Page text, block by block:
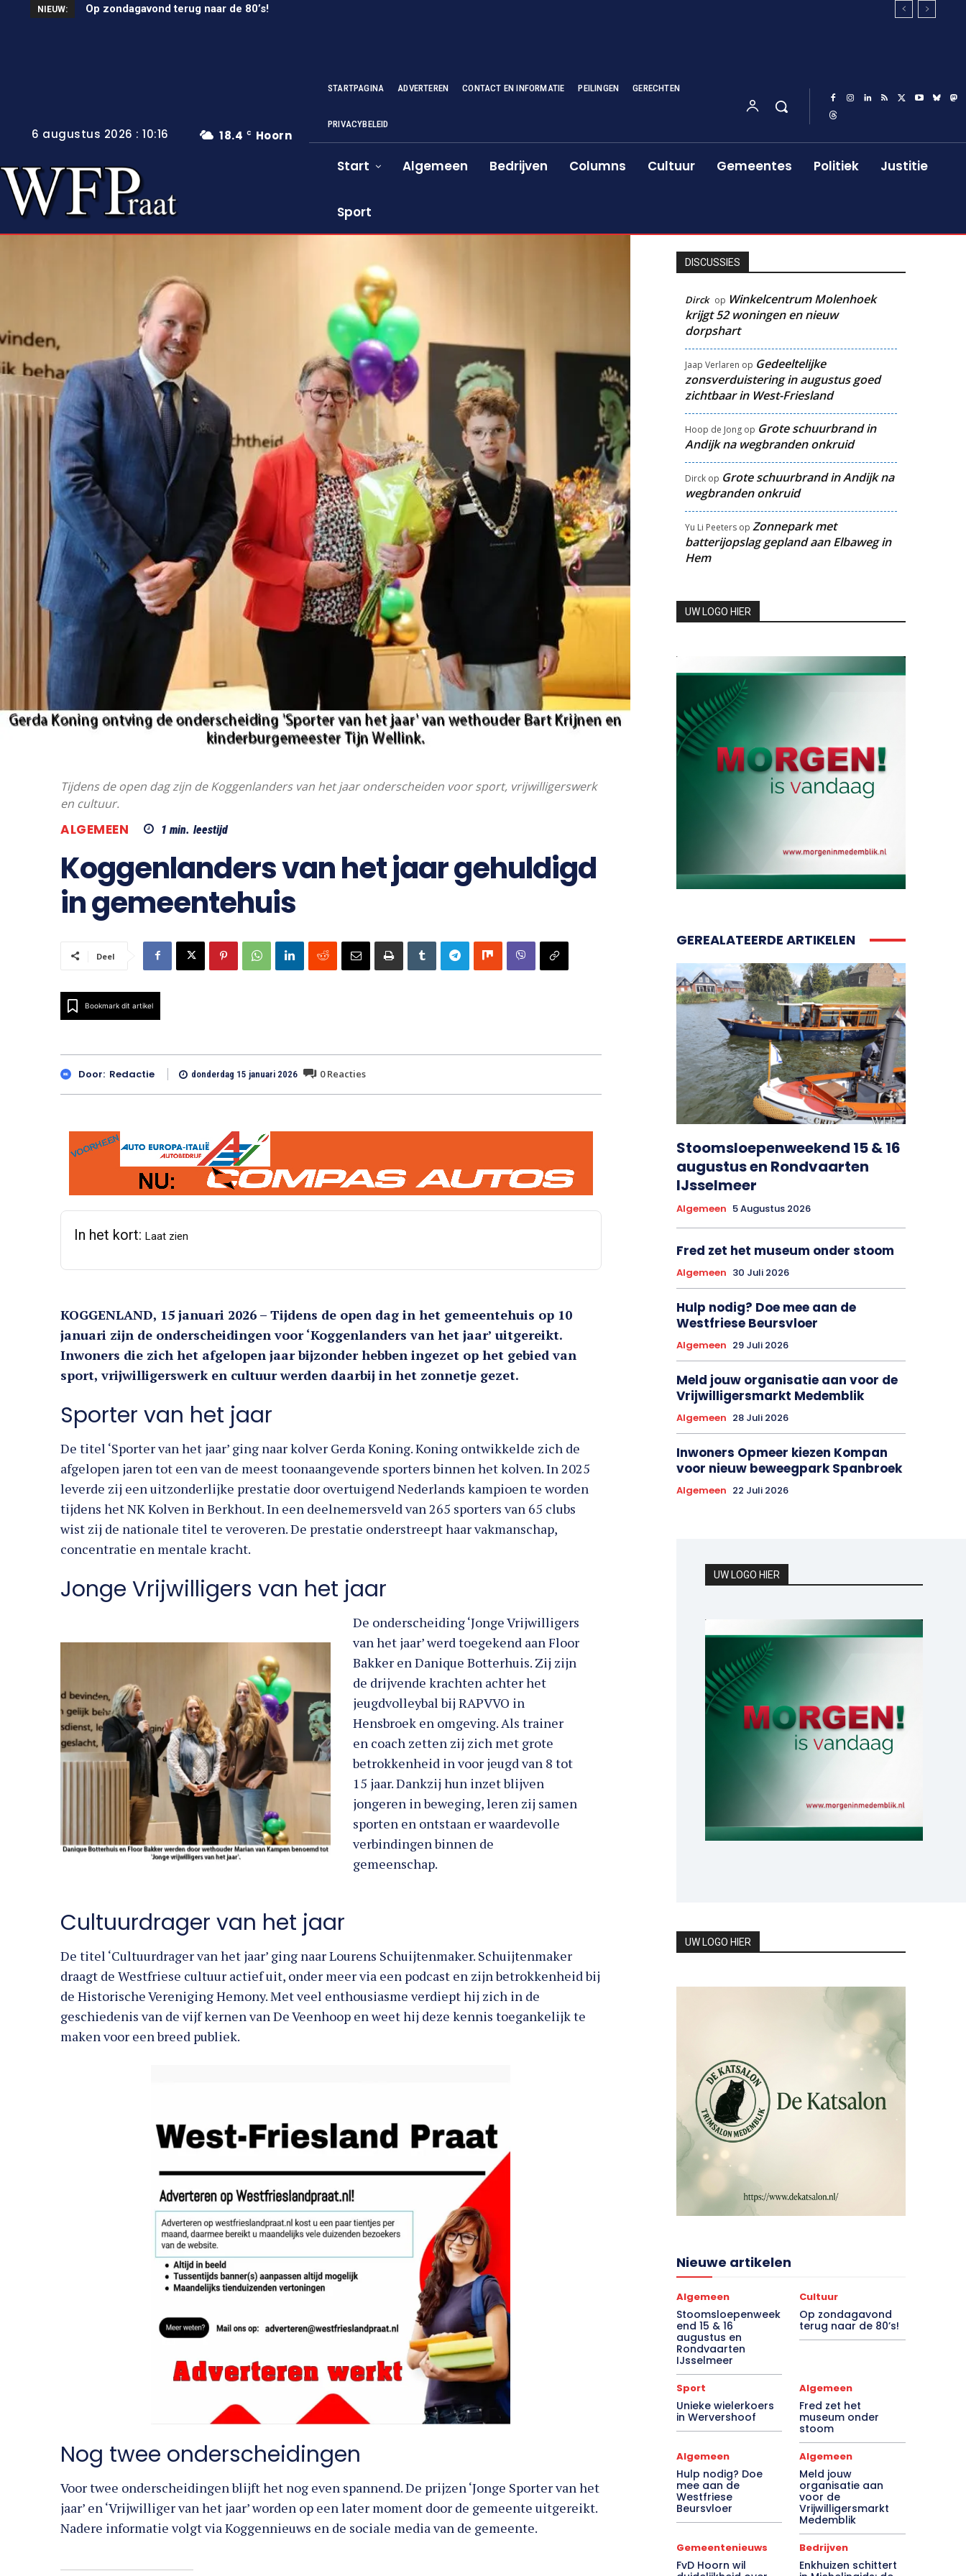
NIEUW: Op zondagavond terug naar de 80’s!
Unieke wielerkoers in Wervershoof
18.4 C Hoorn
6 augustus 2026 : 10:16
STARTPAGINA ADVERTEREN CONTACT EN INFORMATIE PEILINGEN GERECHTEN
PRIVACYBELEID
Start Algemeen Bedrijven Columns Cultuur Gemeentes Politiek Justitie
Sport
Tijdens de open dag zijn de Koggenlanders van het jaar onderscheiden voor sport, vrijwilligerswerk
en cultuur.
ALGEMEEN 1 min. leestijd
Koggenlanders van het jaar gehuldigd
in gemeentehuis
Deel
Bookmark dit artikel
Door: Redactie donderdag 15 januari 2026 0Reacties
In het kort: Laat zien
KOGGENLAND, 15 januari 2026 – Tijdens de open dag in het gemeentehuis op 10
januari zijn de onderscheidingen voor ‘Koggenlanders van het jaar’ uitgereikt.
Inwoners die zich het afgelopen jaar bijzonder hebben ingezet op het gebied van
sport, vrijwilligerswerk en cultuur werden daarbij in het zonnetje gezet.
Sporter van het jaar
De titel ‘Sporter van het jaar’ ging naar kolver Gerda Koning. Koning ontwikkelde zich de
afgelopen jaren tot een van de meest toonaangevende sporters binnen het kolven. In 2025
leverde zij een uitzonderlijke prestatie door overtuigend Nederlands kampioen te worden
tijdens het NK Kolven in Berkhout. In een deelnemersveld van 265 sporters van 65 clubs
wist zij de nationale titel te veroveren. De prestatie onderstreept haar vakmanschap,
concentratie en mentale kracht.
Jonge Vrijwilligers van het jaar
De onderscheiding ‘Jonge Vrijwilligers
van het jaar’ werd toegekend aan Floor
Bakker en Danique Botterhuis. Zij zijn
de drijvende krachten achter het
jeugdvolleybal bij RAPVVO in
Hensbroek en omgeving. Als trainer
en coach zetten zij zich met grote
betrokkenheid in voor jeugd van 8 tot
15 jaar. Dankzij hun inzet blijven
jongeren in beweging, leren zij samen
sporten en ontstaan er waardevolle
verbindingen binnen de
gemeenschap.
Cultuurdrager van het jaar
De titel ‘Cultuurdrager van het jaar’ ging naar Lourens Schuijtenmaker. Schuijtenmaker
draagt de Westfriese cultuur actief uit, onder meer via een podcast en zijn betrokkenheid bij
de Historische Vereniging Hemony. Met veel enthousiasme verdiept hij zich in de
geschiedenis van de vijf kernen van De Veenhoop en weet hij deze kennis toegankelijk te
maken voor een breed publiek.
Nog twee onderscheidingen
Voor twee onderscheidingen blijft het nog even spannend. De prijzen ‘Jonge Sporter van het
jaar’ en ‘Vrijwilliger van het jaar’ worden op een later moment door de gemeente uitgereikt.
Nadere informatie volgt via Koggennieuws en de sociale media van de gemeente.
DISCUSSIES
Dirck op Winkelcentrum Molenhoek
krijgt 52 woningen en nieuw
dorpshart
Jaap Verlaren op Gedeeltelijke
zonsverduistering in augustus goed
zichtbaar in West-Friesland
Hoop de Jongop Grote schuurbrand in
Andijk na wegbranden onkruid
Dirckop Grote schuurbrand in Andijk na
wegbranden onkruid
Yu Li Peetersop Zonnepark met
batterijopslag gepland aan Elbaweg in
Hem
UW LOGO HIER
GEREALATEERDE ARTIKELEN
Stoomsloepenweekend 15 & 16
augustus en Rondvaarten
IJsselmeer
Algemeen 5 Augustus 2026
Fred zet het museum onder stoom
Algemeen 30 Juli 2026
Hulp nodig? Doe mee aan de
Westfriese Beursvloer
Algemeen 29 Juli 2026
Meld jouw organisatie aan voor de
Vrijwilligersmarkt Medemblik
Algemeen 28 Juli 2026
Inwoners Opmeer kiezen Kompan
voor nieuw beweegpark Spanbroek
Algemeen 22 Juli 2026
UW LOGO HIER
UW LOGO HIER
Nieuwe artikelen
Stoomsloepenweek
end 15 & 16
augustus en
Rondvaarten
IJsselmeer
Op zondagavond
terug naar de 80’s!
Unieke wielerkoers
in Wervershoof
Fred zet het
museum onder
stoom
Hulp nodig? Doe
mee aan de
Westfriese
Beursvloer
Meld jouw
organisatie aan
voor de
Vrijwilligersmarkt
Medemblik
Gemeentenieuws
FvD Hoorn wil
duidelijkheid over
Bedrijven
Enkhuizen schittert
in Michelingids: de